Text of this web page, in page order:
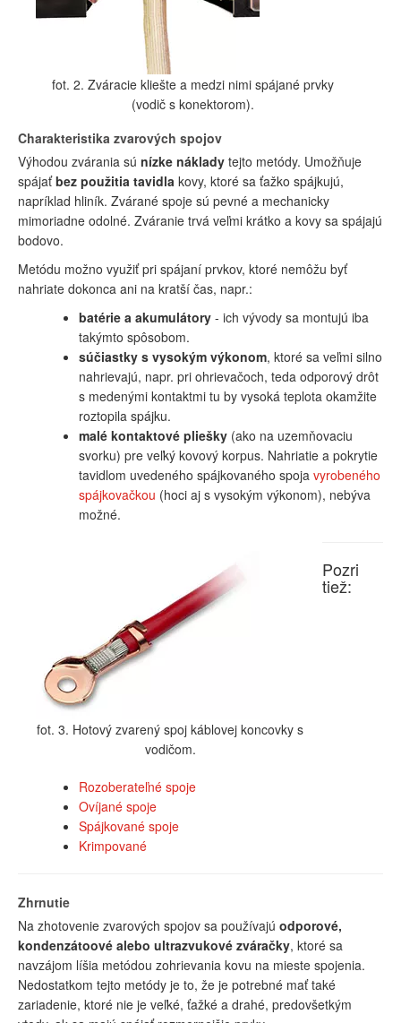
fot. 2. Zváracie kliešte a medzi nimi spájané prvky
(vodič s konektorom).
Charakteristika zvarových spojov
Výhodou zvárania sú nízke náklady tejto metódy. Umožňuje
spájaťbez použitia tavidla kovy, ktoré sa ťažko spájkujú,
napríklad hliník. Zvárané spoje sú pevné a mechanicky
mimoriadne odolné. Zváranie trvá veľmi krátko a kovy sa spájajú
bodovo.
Metódu možno využiť pri spájaní prvkov, ktoré nemôžu byť
nahriate dokonca ani na kratší čas, napr.:
batérie a akumulátory - ich vývody sa montujú iba
takýmto spôsobom.
súčiastky s vysokým výkonom, ktoré sa veľmi silno
nahrievajú, napr. pri ohrievačoch, teda odporový drôt
s medenými kontaktmi tu by vysoká teplota okamžite
roztopila spájku.
malé kontaktové pliešky (ako na uzemňovaciu
svorku) pre veľký kovový korpus. Nahriatie a pokrytie
tavidlom uvedeného spájkovaného spoja vyrobeného
spájkovačkou (hoci aj s vysokým výkonom), nebýva
možné.
fot. 3. Hotový zvarený spoj káblovej koncovky s
vodičom.
Pozri
tiež:
Rozoberateľné spoje
Ovíjané spoje
Spájkované spoje
Krimpované
Zhrnutie
Na zhotovenie zvarových spojov sa používajú odporové,
kondenzátoové alebo ultrazvukové zváračky, ktoré sa
navzájom líšia metódou zohrievania kovu na mieste spojenia.
Nedostatkom tejto metódy je to, že je potrebné mať také
zariadenie, ktoré nie je veľké, ťažké a drahé, predovšetkým